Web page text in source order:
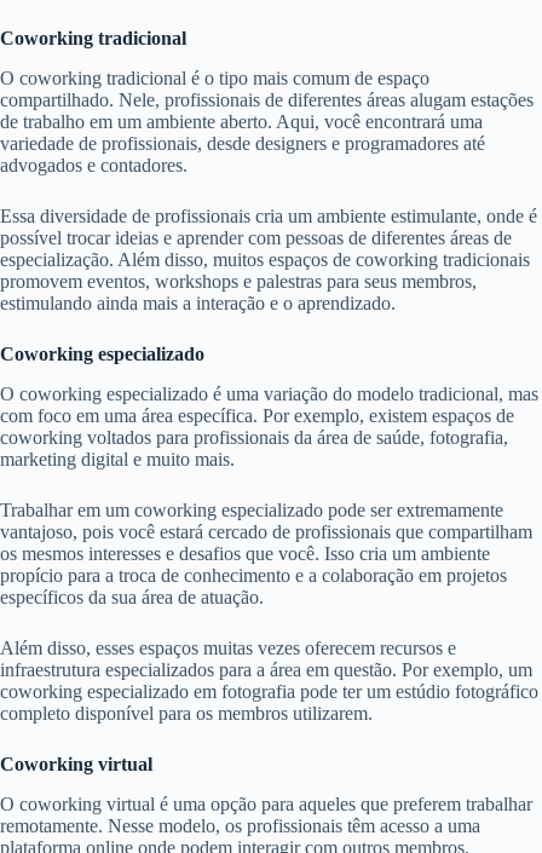
Coworking tradicional
O coworking tradicional é o tipo mais comum de espaço
compartilhado. Nele, profissionais de diferentes áreas alugam estações
de trabalho em um ambiente aberto. Aqui, você encontrará uma
variedade de profissionais, desde designers e programadores até
advogados e contadores.
Essa diversidade de profissionais cria um ambiente estimulante, onde é
possível trocar ideias e aprender com pessoas de diferentes áreas de
especialização. Além disso, muitos espaços de coworking tradicionais
promovem eventos, workshops e palestras para seus membros,
estimulando ainda mais a interação e o aprendizado.
Coworking especializado
O coworking especializado é uma variação do modelo tradicional, mas
com foco em uma área específica. Por exemplo, existem espaços de
coworking voltados para profissionais da área de saúde, fotografia,
marketing digital e muito mais.
Trabalhar em um coworking especializado pode ser extremamente
vantajoso, pois você estará cercado de profissionais que compartilham
os mesmos interesses e desafios que você. Isso cria um ambiente
propício para a troca de conhecimento e a colaboração em projetos
específicos da sua área de atuação.
Além disso, esses espaços muitas vezes oferecem recursos e
infraestrutura especializados para a área em questão. Por exemplo, um
coworking especializado em fotografia pode ter um estúdio fotográfico
completo disponível para os membros utilizarem.
Coworking virtual
O coworking virtual é uma opção para aqueles que preferem trabalhar
remotamente. Nesse modelo, os profissionais têm acesso a uma
plataforma online onde podem interagir com outros membros,